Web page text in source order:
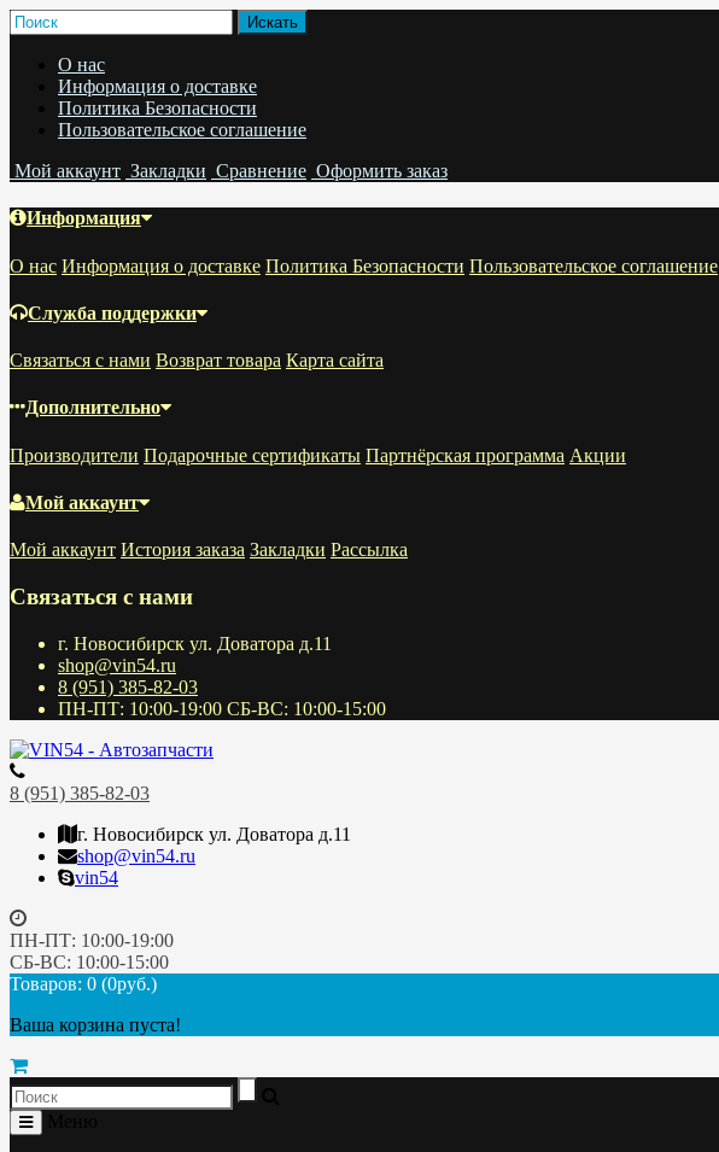
О нас
Информация о доставке
Политика Безопасности
Пользовательское соглашение
Мой аккаунт Закладки Сравнение Оформить заказ
Информация
О нас Информация о доставке Политика Безопасности Пользовательское соглашение
Служба поддержки
Связаться с нами Возврат товара Карта сайта
Дополнительно
Производители Подарочные сертификаты Партнёрская программа Акции
Мой аккаунт
Мой аккаунт История заказа Закладки Рассылка
Связаться с нами
г. Новосибирск ул. Доватора д.11
shop@vin54.ru
8 (951) 385-82-03
ПН-ПТ: 10:00-19:00 СБ-ВС: 10:00-15:00
8 (951) 385-82-03
г. Новосибирск ул. Доватора д.11
shop@vin54.ru
vin54
ПН-ПТ: 10:00-19:00
СБ-ВС: 10:00-15:00
Товаров: 0 (0руб.)
Ваша корзина пуста!